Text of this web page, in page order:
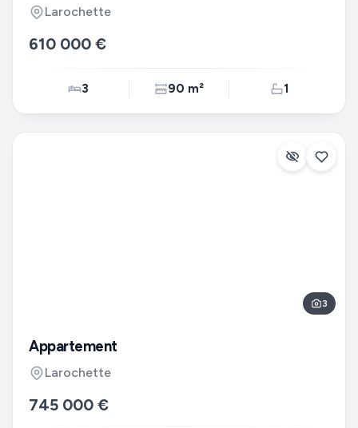
Larochette
610 000 €
3 90 m² 1
3
Appartement
Larochette
745 000 €